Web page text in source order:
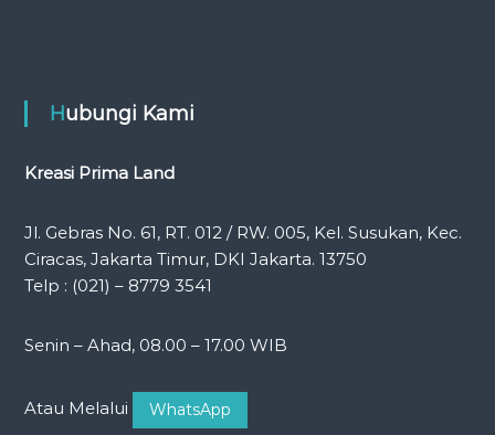
Hubungi Kami
Kreasi Prima Land
Jl. Gebras No. 61, RT. 012 / RW. 005, Kel. Susukan, Kec.
Ciracas, Jakarta Timur, DKI Jakarta. 13750
Telp : (021) – 8779 3541
Senin – Ahad, 08.00 – 17.00 WIB
Atau Melalui WhatsApp